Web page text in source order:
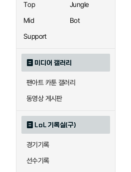
Top
Jungle
Mid
Bot
Support
미디어 갤러리
팬아트 카툰 갤러리
동영상 게시판
LoL 기록실(구)
경기기록
선수기록